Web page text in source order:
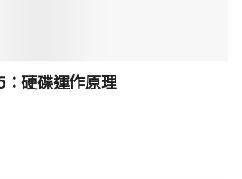
硬碟運作原理